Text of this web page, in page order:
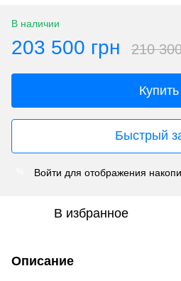
В наличии
203 500 грн 210
Купить
Быстрый
Войти для отображения
В избранное
Описание